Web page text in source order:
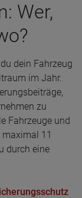
Wer,
dein Fahrzeug
im Jahr.
zu
Fahrzeuge und
11
durch eine